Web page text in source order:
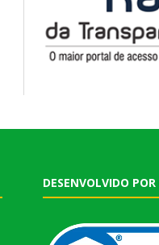
DESENVOLVIDO POR